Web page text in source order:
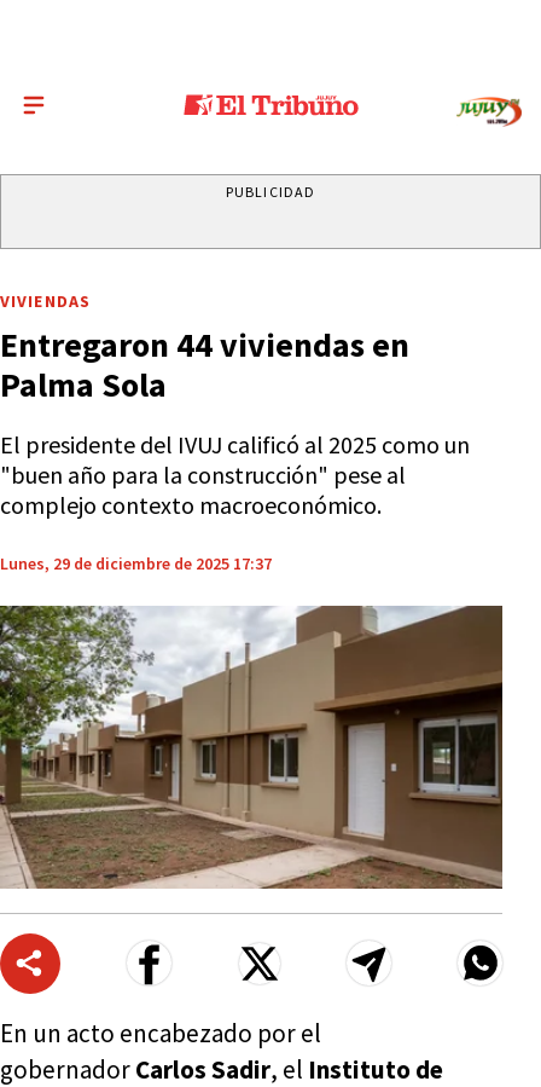
PUBLICIDAD
VIVIENDAS
Entregaron 44 viviendas en
Palma Sola
El presidente del IVUJ calificó al 2025 como un
"buen año para la construcción" pese al
complejo contexto macroeconómico.
Lunes, 29 de diciembre de 2025 17:37
En un acto encabezado por el
gobernadorCarlos Sadir, el Instituto de